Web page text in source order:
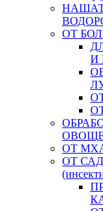
ОТ
И
ОТ
ОТ